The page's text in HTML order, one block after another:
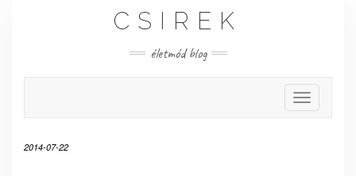
CSIREK
életmód blog
Toggle
2014-07-22